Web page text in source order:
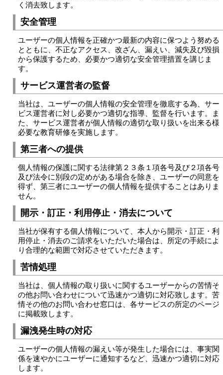
く消去致します。
安全管理
ユーザーの個人情報を正確かつ最新の内容に保つよう努める
とともに、不正なアクセス、改ざん、漏えい、減失及び毀損
から保護するため、必要かつ適切な安全管理措置を講じま
す。
サービス運営者の監督
当社は、ユーザーの個人情報の安全管理を徹底する為、サー
ビス運営者に対し必要かつ適切な指導、監督を行います。ま
た、サービス運営者が個人情報の適切な取り扱いを出来る様
必要な教育研修を実施します。
第三者への提供
個人情報の保護に関する法律第２３条１項各号及び２項各号
及び法令に別段の定めがある場合を除き、ユーザーの同意を
得ず、第三者にユーザーの個人情報を提供することはありま
せん。
開示・訂正・利用停止・消去について
当社が保有する個人情報について、本人から開示・訂正・利
用停止・消去のご請求をいただいた場合は、所定の手続によ
り合理的な範囲で対応させていただきます。
苦情処理
当社は、個人情報の取り扱いに関するユーザーからの苦情そ
の他お問い合わせについて迅速かつ適切に対応致します。苦
情その他のお問い合わせ窓口は、各サービスの所定のページ
に掲載致します。
漏洩発生時の対応
ユーザーの個人情報の漏えい等が発生した場合には、事実関
係を速やかにユーザーに通知するなど、迅速かつ適切に対応
します。